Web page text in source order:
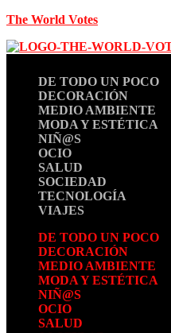
The World Votes
DE TODO UN POCO
DECORACIÓN
MEDIO AMBIENTE
MODA Y ESTÉTICA
NIÑ@S
OCIO
SALUD
SOCIEDAD
TECNOLOGÍA
VIAJES
DE TODO UN POCO
DECORACIÓN
MEDIO AMBIENTE
MODA Y ESTÉTICA
NIÑ@S
OCIO
SALUD